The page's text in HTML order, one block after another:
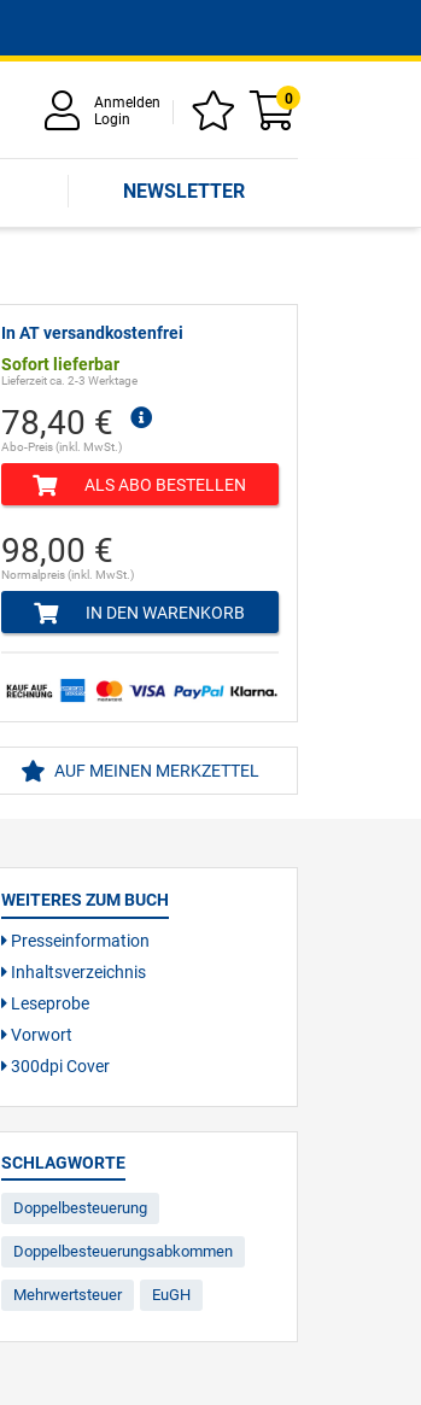
Anmelden
Login
0
NEWSLETTER
In AT versandkostenfrei
Sofort lieferbar
Lieferzeit ca. 2-3 Werktage
78,40 €
Abo-Preis (inkl. MwSt.)
ALS ABO BESTELLEN
98,00 €
Normalpreis (inkl. MwSt.)
IN DEN WARENKORB
AUF MEINEN MERKZETTEL
WEITERES ZUM BUCH
Presseinformation
Inhaltsverzeichnis
Leseprobe
Vorwort
300dpi Cover
SCHLAGWORTE
Doppelbesteuerung
Doppelbesteuerungsabkommen
Mehrwertsteuer EuGH